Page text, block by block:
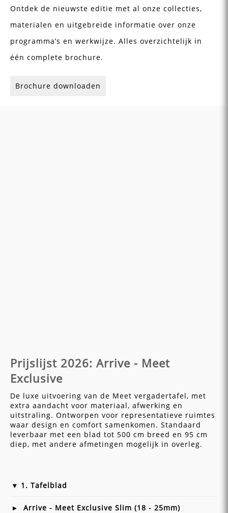
Ontdek de nieuwste editie met al onze collecties,
materialen en uitgebreide informatie over onze
programma’s en werkwijze. Alles overzichtelijk in
één complete brochure.
Brochure downloaden
Prijslijst 2026: Arrive - Meet
Exclusive
De luxe uitvoering van de Meet vergadertafel, met
extra aandacht voor materiaal, afwerking en
uitstraling. Ontworpen voor representatieve ruimtes
waar design en comfort samenkomen. Standaard
leverbaar met een blad tot 500 cm breed en 95 cm
diep, met andere afmetingen mogelijk in overleg.
1. Tafelblad
Arrive - Meet Exclusive Slim (18 - 25mm)